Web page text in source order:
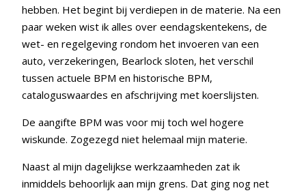
hebben. Het begint bij verdiepen in de materie. Na een
paar weken wist ik alles over eendagskentekens, de
wet- en regelgeving rondom het invoeren van een
auto, verzekeringen, Bearlock sloten, het verschil
tussen actuele BPM en historische BPM,
cataloguswaardes en afschrijving met koerslijsten.
De aangifte BPM was voor mij toch wel hogere
wiskunde. Zogezegd niet helemaal mijn materie.
Naast al mijn dagelijkse werkzaamheden zat ik
inmiddels behoorlijk aan mijn grens. Dat ging nog net